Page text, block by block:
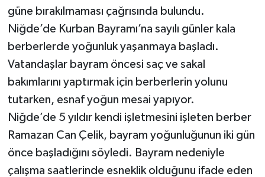
güne bırakılmaması çağrısında bulundu.
Niğde’de Kurban Bayramı’na sayılı günler kala
berberlerde yoğunluk yaşanmaya başladı.
Vatandaşlar bayram öncesi saç ve sakal
bakımlarını yaptırmak için berberlerin yolunu
tutarken, esnaf yoğun mesai yapıyor.
Niğde’de 5 yıldır kendi işletmesini işleten berber
Ramazan Can Çelik, bayram yoğunluğunun iki gün
önce başladığını söyledi. Bayram nedeniyle
çalışma saatlerinde esneklik olduğunu ifade eden